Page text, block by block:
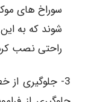
راحتی نصب
3- جلوگیری از